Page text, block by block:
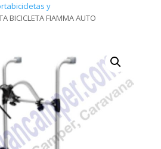
y
BICICLETA FIAMMA AUTO